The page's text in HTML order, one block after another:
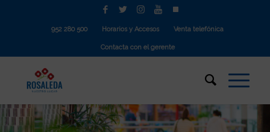
952 280 500 Horarios y Accesos Venta telefónica
Contacta con el gerente